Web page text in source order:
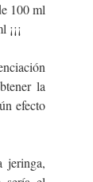
100 ml
la
efecto
jeringa,